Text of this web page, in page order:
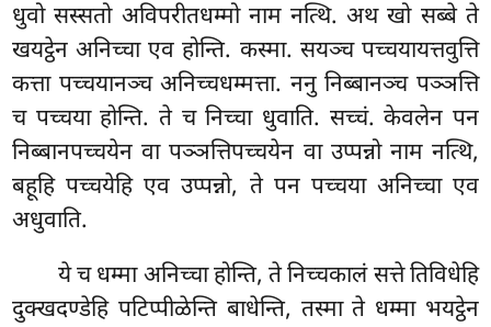
धुवो सस्सतो अविपरीतधम्मो नाम नत्थि. अथ खो सब्बे ते
खयट्ठेन अनिच्चा एव होन्ति. कस्मा. सयञ्च पच्चयायत्तवुत्ति
कत्ता पच्चयानञ्च अनिच्चधम्मत्ता. ननु निब्बानञ्च पञ्ञत्ति
च पच्चया होन्ति. ते च निच्चा धुवाति. सच्चं. केवलेन पन
निब्बानपच्चयेन वा पञ्ञत्तिपच्चयेन वा उप्पन्नो नाम नत्थि,
बहूहि पच्चयेहि एव उप्पन्नो, ते पन पच्चया अनिच्चा एव
अधुवाति.
येच धम्मा अनिच्चा होन्ति, ते निच्चकालं सत्ते तिविधेहि
दुक्खदण्डेहि पटिप्पीळेन्ति बाधेन्ति, तस्मा ते धम्मा भयट्ठेन